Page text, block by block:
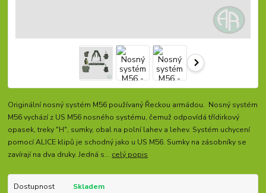
Originální nosný systém M56 používaný Řeckou armádou. Nosný systém
M56 vychází z US M56 nosného systému, čemuž odpovídá třídirkový
opasek, treky "H", sumky, obal na polní lahev a lehev. Systém uchycení
pomocí ALICE klipů je schodný jako u US M56. Sumky na zásobníky se
zavírají na dva druky. Jedná s... celý popis
Dostupnost
Skladem